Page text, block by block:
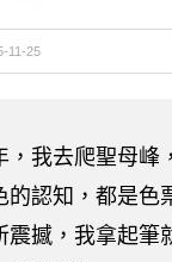
11-25
，我去爬聖母
的認知，都是色
震撼，我拿起筆